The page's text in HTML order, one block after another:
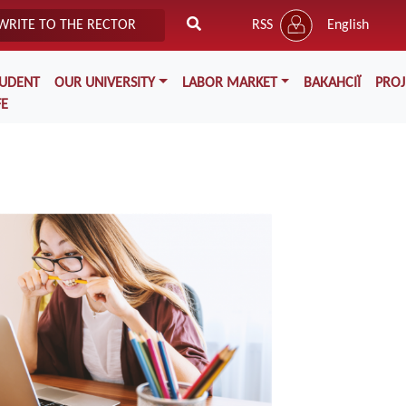
TO THE RECTOR RSS English
OUR UNIVERSITY LABOR MARKET ВАКАНСІЇ